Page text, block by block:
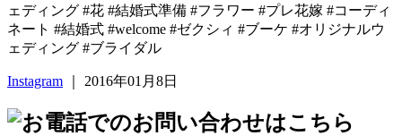
ェディング #花 #結婚式準備 #フラワー #プレ花嫁 #コーディ
ネート #結婚式 #welcome #ゼクシィ #ブーケ #オリジナルウ
ェディング #ブライダル
Instagram ｜ 2016年01月8日